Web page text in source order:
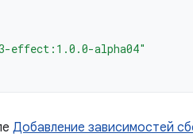
effect:1.0.0-alpha04"
Добавление зависимостей